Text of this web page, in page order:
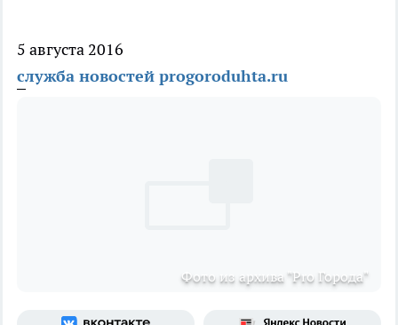
5 августа 2016
служба новостей progoroduhta.ru
Фото из архива "Pro Города"